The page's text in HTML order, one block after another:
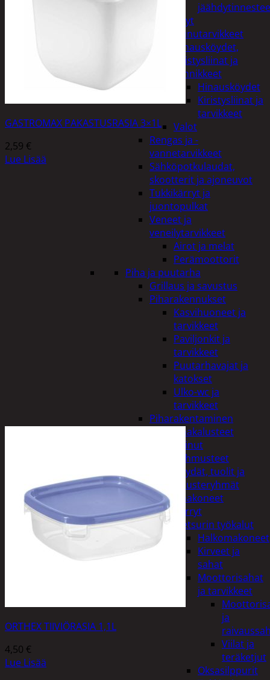
Öljyt
Perävaunutarvikkeet
Hinausköydet,
kiristysliinat ja
kiinnikkeet
Hinausköydet
Kiristysliinat ja
tarvikkeet
Valot
Rengas ja -
vannetarvikkeet
Sähköpotkulaudat,
skootterit ja ajoneuvot
Tukkikärryt ja
juontopulkat
Veneet ja
veneilytarvikkeet
Airot ja melat
Perämoottorit
Piha ja puutarha
Grillaus ja savustus
Piharakennukset
Kasvihuoneet ja
tarvikkeet
Paviljonkit ja
tarvikkeet
Puutarhavajat ja
katokset
Ulko-wc ja
tarvikkeet
Piharakentaminen
Puutarhakalusteet
Keinut
Pehmusteet
Pöydät, tuolit ja
kalusteryhmät
Puutarhakoneet
Kärryt
Metsurin työkalut
Halkomakoneet
Kirveet ja
sahat
Moottorisahat
ja tarvikkeet
ja
Viilat ja
teräketjut
Oksasilppurit
GASTROMAX PAKASTUSRASIA 3×1L
2,59 €
Lue Lisää
ORTHEX TIIVIÖRASIA 1,1L
4,50 €
Lue Lisää